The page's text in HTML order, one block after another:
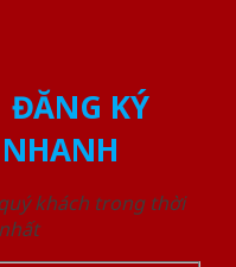
ĐĂNG KÝ
khách trong thời